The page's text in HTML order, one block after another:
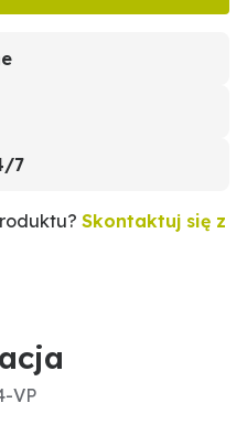
7
Skontaktuj się z
VP